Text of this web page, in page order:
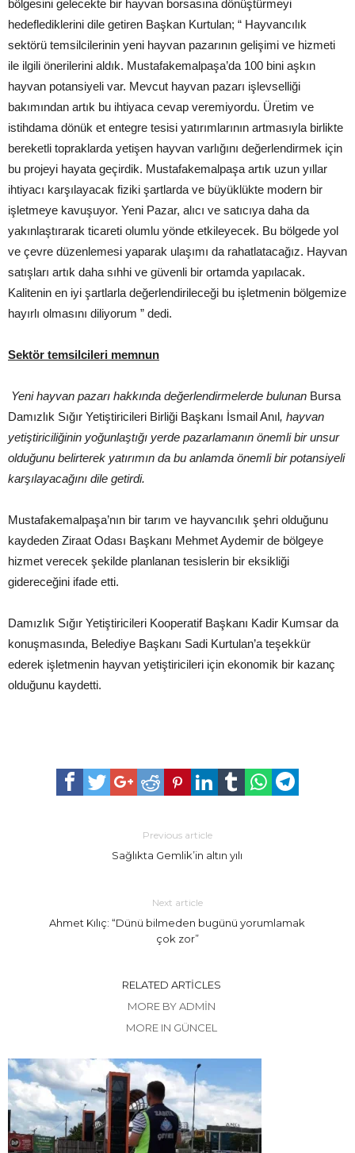
bölgesini gelecekte bir hayvan borsasına dönüştürmeyi
hedeflediklerini dile getiren Başkan Kurtulan; “ Hayvancılık
sektörü temsilcilerinin yeni hayvan pazarının gelişimi ve hizmeti
ile ilgili önerilerini aldık. Mustafakemalpaşa’da 100 bini aşkın
hayvan potansiyeli var. Mevcut hayvan pazarı işlevselliği
bakımından artık bu ihtiyaca cevap veremiyordu. Üretim ve
istihdama dönük et entegre tesisi yatırımlarının artmasıyla birlikte
bereketli topraklarda yetişen hayvan varlığını değerlendirmek için
bu projeyi hayata geçirdik. Mustafakemalpaşa artık uzun yıllar
ihtiyacı karşılayacak fiziki şartlarda ve büyüklükte modern bir
işletmeye kavuşuyor. Yeni Pazar, alıcı ve satıcıya daha da
yakınlaştırarak ticareti olumlu yönde etkileyecek. Bu bölgede yol
ve çevre düzenlemesi yaparak ulaşımı da rahatlatacağız. Hayvan
satışları artık daha sıhhi ve güvenli bir ortamda yapılacak.
Kalitenin en iyi şartlarla değerlendirileceği bu işletmenin bölgemize
hayırlı olmasını diliyorum ” dedi.
Sektör temsilcileri memnun
Yeni hayvan pazarı hakkında değerlendirmelerde bulunan Bursa
Damızlık Sığır Yetiştiricileri Birliği Başkanı İsmail Anıl, hayvan
yetiştiriciliğinin yoğunlaştığı yerde pazarlamanın önemli bir unsur
olduğunu belirterek yatırımın da bu anlamda önemli bir potansiyeli
karşılayacağını dile getirdi.
Mustafakemalpaşa’nın bir tarım ve hayvancılık şehri olduğunu
kaydeden Ziraat Odası Başkanı Mehmet Aydemir de bölgeye
hizmet verecek şekilde planlanan tesislerin bir eksikliği
gidereceğini ifade etti.
Damızlık Sığır Yetiştiricileri Kooperatif Başkanı Kadir Kumsar da
konuşmasında, Belediye Başkanı Sadi Kurtulan’a teşekkür
ederek işletmenin hayvan yetiştiricileri için ekonomik bir kazanç
olduğunu kaydetti.
Previous article
Sağlıkta Gemlik’in altın yılı
Next article
Ahmet Kılıç: “Dünü bilmeden bugünü yorumlamak
çok zor”
RELATED ARTICLES
MORE BY ADMIN
MORE IN GÜNCEL